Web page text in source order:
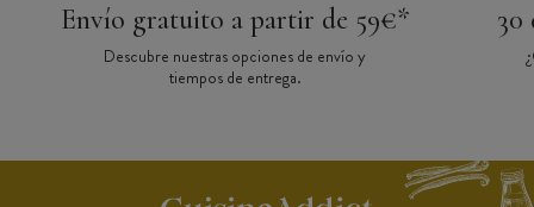
Envío gratuito a partir de 59€*
Descubre nuestras opciones de envío y
tiempos de entrega.
30